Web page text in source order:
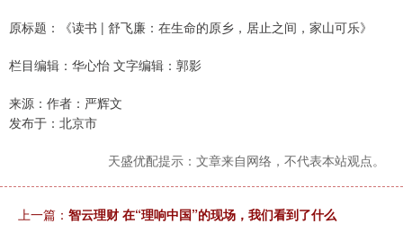
原标题：《读书 | 舒飞廉：在生命的原乡，居止之间，家山可乐》
栏目编辑：华心怡 文字编辑：郭影
来源：作者：严辉文
发布于：北京市
天盛优配提示：文章来自网络，不代表本站观点。
上一篇： 智云理财 在“理响中国”的现场，我们看到了什么